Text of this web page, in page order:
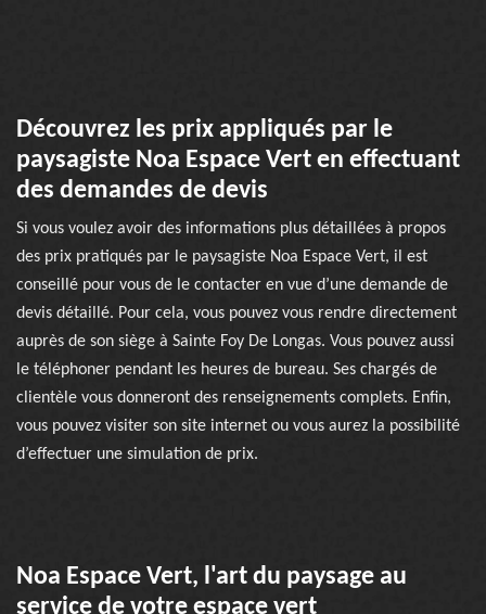
Découvrez les prix appliqués par le
paysagiste Noa Espace Vert en effectuant
des demandes de devis
Si vous voulez avoir des informations plus détaillées à propos
des prix pratiqués par le paysagiste Noa Espace Vert, il est
conseillé pour vous de le contacter en vue d’une demande de
devis détaillé. Pour cela, vous pouvez vous rendre directement
auprès de son siège à Sainte Foy De Longas. Vous pouvez aussi
le téléphoner pendant les heures de bureau. Ses chargés de
clientèle vous donneront des renseignements complets. Enfin,
vous pouvez visiter son site internet ou vous aurez la possibilité
d’effectuer une simulation de prix.
Noa Espace Vert, l'art du paysage au
service de votre espace vert